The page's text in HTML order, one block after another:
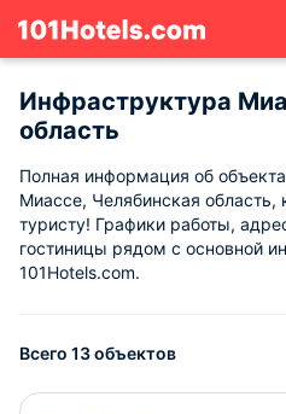
Инфраструктура
область
Полная информация об
Миассе, Челябинская область,
туристу! Графики работы,
гостиницы рядом с основной
101Hotels.com.
Всего 13 объектов